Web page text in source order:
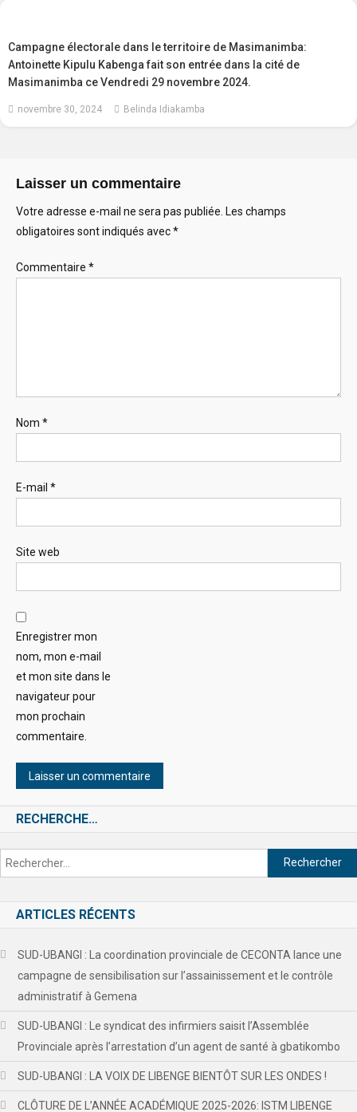
Campagne électorale dans le territoire de Masimanimba:
Antoinette Kipulu Kabenga fait son entrée dans la cité de
Masimanimba ce Vendredi 29 novembre 2024.
novembre 30, 2024 Belinda Idiakamba
Laisser un commentaire
Votre adresse e-mail ne sera pas publiée. Les champs
obligatoires sont indiqués avec*
Commentaire *
Nom *
E-mail *
Site web
Enregistrer mon
nom, mon e-mail
et mon site dans le
navigateur pour
mon prochain
commentaire.
RECHERCHE…
ARTICLES RÉCENTS
SUD-UBANGI : La coordination provinciale de CECONTA lance une
campagne de sensibilisation sur l’assainissement et le contrôle
administratif à Gemena
SUD-UBANGI : Le syndicat des infirmiers saisit l’Assemblée
Provinciale après l’arrestation d’un agent de santé à gbatikombo
SUD-UBANGI : LA VOIX DE LIBENGE BIENTÔT SUR LES ONDES !
CLÔTURE DE L’ANNÉE ACADÉMIQUE 2025-2026: ISTM LIBENGE